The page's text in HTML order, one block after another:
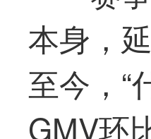
本身，
至今，“
GMV环